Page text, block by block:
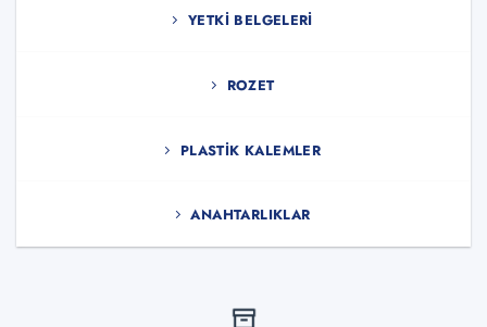
YETKI BELGELERI
ROZET
PLASTIK KALEMLER
ANAHTARLIKLAR